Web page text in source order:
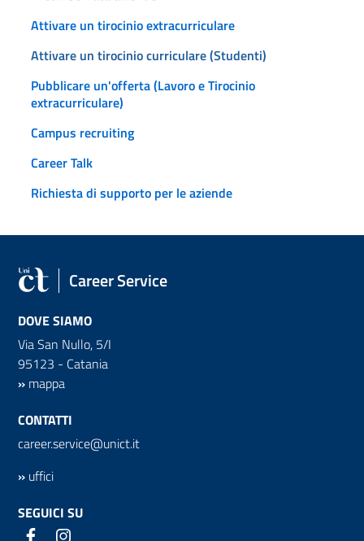
Attivare un tirocinio extracurriculare
Attivare un tirocinio curriculare (Studenti)
Pubblicare un'offerta (Lavoro e Tirocinio
extracurriculare)
Campus recruiting
Career Talk
Richiesta di supporto per le aziende
Career Service
DOVE SIAMO
Via San Nullo, 5/I
95123 - Catania
» mappa
CONTATTI
career.service@unict.it
» uffici
SEGUICI SU